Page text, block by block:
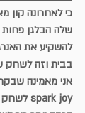
כי לאחרונה קון
שלה הבלגן
להשקיע את
בבית וזה לשחק
אני מאמינה
spark joy לשחק עם הילדים בתוך כאוס ובלגן.